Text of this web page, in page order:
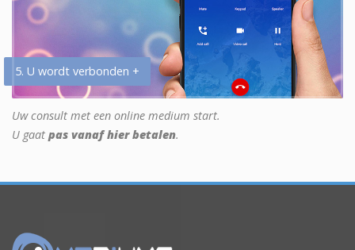
5. U wordt verbonden +
Uw consult met een online medium start.
U gaat pas vanaf hier betalen.